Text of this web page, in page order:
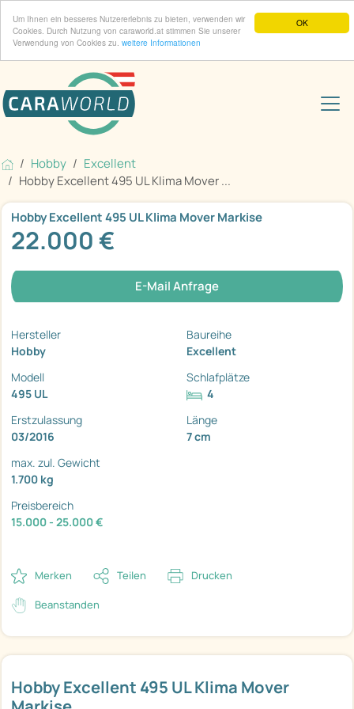
OK
Um Ihnen ein besseres Nutzererlebnis zu bieten, verwenden wir
Cookies. Durch Nutzung von caraworld.at stimmen Sie unserer
Verwendung von Cookies zu. weitere Informationen
Hobby
Excellent
Hobby Excellent 495 UL Klima Mover ...
Hobby Excellent 495 UL Klima Mover
Hobby Excellent 495 UL Klima Mover Markise
22.000 €
E-Mail Anfrage
Hersteller
Hobby
Baureihe
Excellent
Modell
495 UL
Schlafplätze
4
Erstzulassung
03/2016
Länge
7 cm
max. zul. Gewicht
1.700 kg
Preisbereich
15.000 - 25.000 €
Merken Teilen Drucken
Beanstanden